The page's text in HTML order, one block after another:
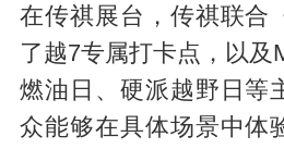
在传祺展台，传祺联合
了越7专属打卡点，以及
燃油日、硬派越野日等
众能够在具体场景中体